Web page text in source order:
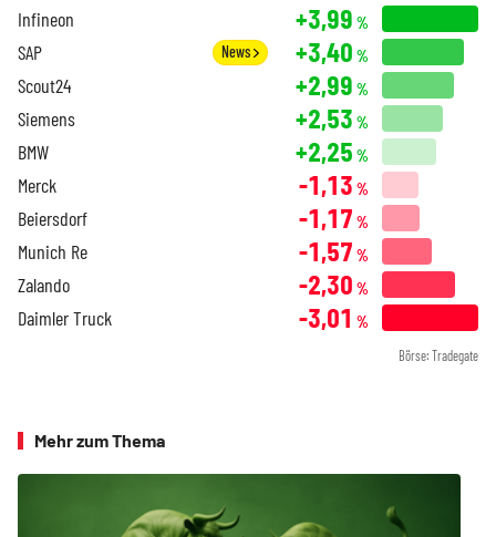
Infineon +3,99 %
SAP News +3,40 %
Scout24 +2,99 %
Siemens +2,53 %
BMW +2,25 %
Merck -1,13 %
Beiersdorf -1,17 %
Munich Re -1,57 %
Zalando -2,30 %
Daimler Truck -3,01 %
Börse: Tradegate
Mehr zum Thema